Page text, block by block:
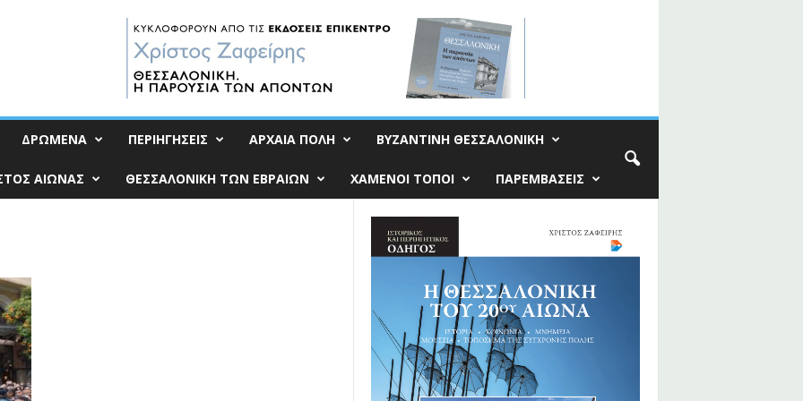
ΔΡΩΜΕΝΑ ΠΕΡΙΗΓΗΣΕΙΣ ΑΡΧΑΙΑ ΠΟΛΗ ΒΥΖΑΝΤΙΝΗ ΘΕΣΣΑΛΟΝΙΚΗ
ΑΙΩΝΑΣ ΘΕΣΣΑΛΟΝΙΚΗ ΤΩΝ ΕΒΡΑΙΩΝ ΧΑΜΕΝΟΙ ΤΟΠΟΙ ΠΑΡΕΜΒΑΣΕΙΣ